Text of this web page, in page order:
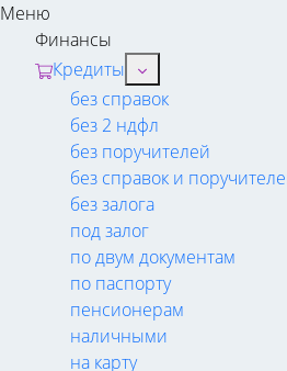
Меню
Финансы
Кредиты
без справок
без 2 ндфл
без поручителей
без справок и
без залога
под залог
по двум документам
по паспорту
пенсионерам
наличными
на карту